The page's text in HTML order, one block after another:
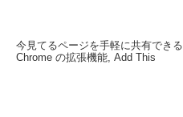
今見てるページを手軽に共有できる
Chrome の拡張機能, Add This